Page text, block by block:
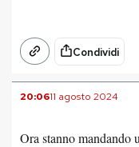
Condividi
20:0611 agosto 2024
Ora stanno mandando